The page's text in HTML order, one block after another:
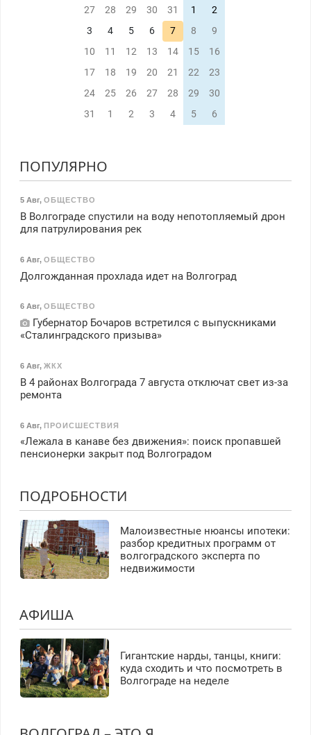
27 28 29 30 31 1
2
3
4 5 6 7 8
9
10
11 12 13 14 15
16
17
18 19 20 21 22
23
24
25 26 27 28 29
30
31
1 2 3 4 5 6
ПОПУЛЯРНО
5 Авг, ОБЩЕСТВО
В Волгограде спустили на воду непотопляемый дрон
для патрулирования рек
6 Авг, ОБЩЕСТВО
Долгожданная прохлада идет на Волгоград
6 Авг, ОБЩЕСТВО
Губернатор Бочаров встретился с выпускниками
«Сталинградского призыва»
6 Авг, ЖКХ
В 4 районах Волгограда 7 августа отключат свет из-за
ремонта
6 Авг, ПРОИСШЕСТВИЯ
«Лежала в канаве без движения»: поиск пропавшей
пенсионерки закрыт под Волгоградом
ПОДРОБНОСТИ
Малоизвестные нюансы ипотеки:
разбор кредитных программ от
волгоградского эксперта по
недвижимости
АФИША
Гигантские нарды, танцы, книги:
куда сходить и что посмотреть в
Волгограде на неделе